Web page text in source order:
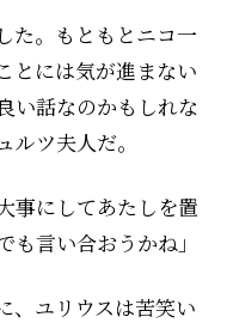
た。もともとニコ一
とには気が進まない
い話なのかもしれな
ツ夫人だ。
事にしてあたしを置
も言い合おうかね」
、ユリウスは苦笑い